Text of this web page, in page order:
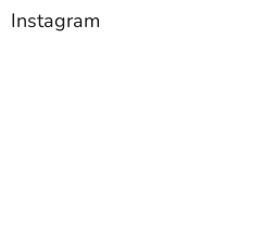
Instagram